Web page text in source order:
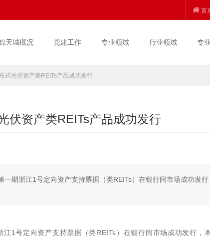
首
天城概况 党建工作 专业领域 行业领域 专
式光伏资产类REITs产品成功发行
伏资产类REITs产品成功发行
期浙江1号定向资产支持票据（类REITs）在银行间市场成功发
1号定向资产支持票据（类REITs）在银行间市场成功发行，